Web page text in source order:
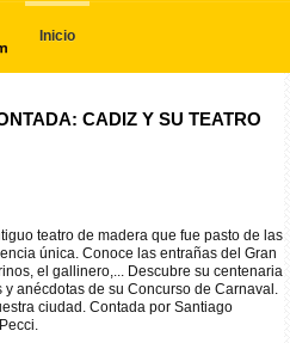
Inicio
CADIZ Y SU TEATRO
teatro de madera que fue pasto de las
única. Conoce las entrañas del Gran
el gallinero,... Descubre su centenaria
anécdotas de su Concurso de Carnaval.
ciudad. Contada por Santiago